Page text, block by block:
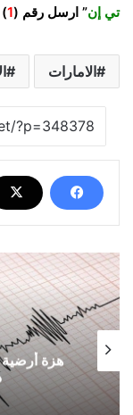
تي إن” ارسل رقم (1
الامارات
هزة